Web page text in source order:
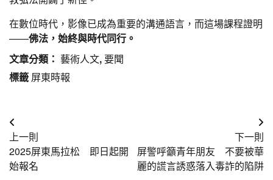
在數位時代，影像已成為重要的溝通語言，而這場課程證明
——佛法，始終與時代同行。
文章分類： 藝術人文,要聞
標籤 屏東時報
文
章
導
上一則
2025屏東馬拉松 即日起開
始報名
下一則
屏警呼籲青年朋友 不要被華
麗的謊言誘惑落入毒詐的陷阱